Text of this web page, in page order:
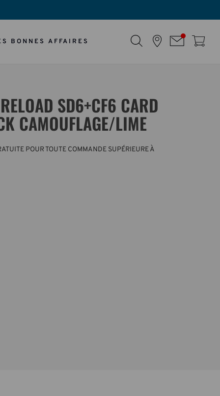
BONNES AFFAIRES
SD6+CF6 CARD
CAMOUFLAGE/LIME
POUR TOUTE COMMANDE SUPÉRIEURE À